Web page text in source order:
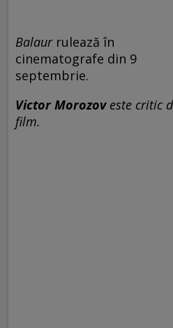
Balaurrulează în
cinematografe din 9
septembrie.
Victor Morozoveste critic
film.